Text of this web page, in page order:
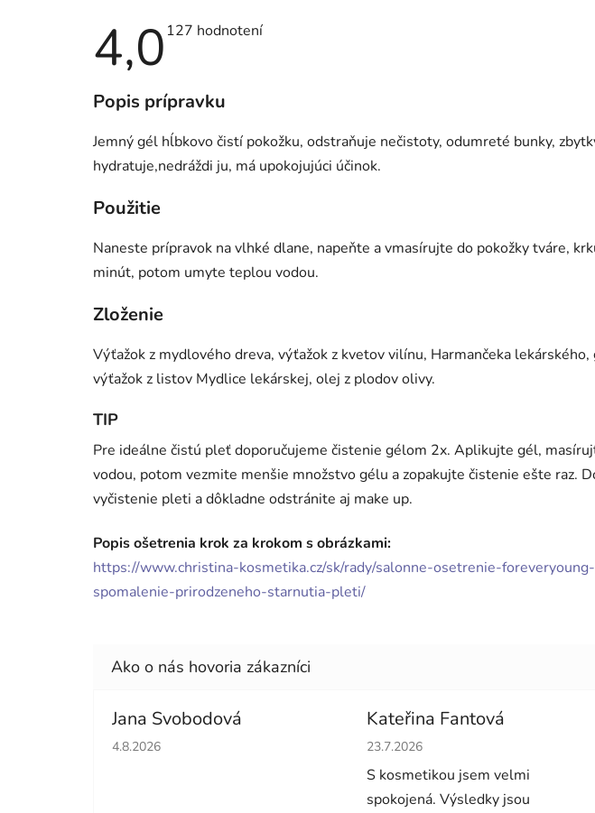
4,0 Priemerné
z
5
hviezdičiek.
127 hodnotení
Popis prípravku
Jemný gél hĺbkovo čistí pokožku, odstraňuje nečistoty, odumreté bunky,
hydratuje,nedráždi ju, má upokojujúci účinok.
Použitie
Naneste prípravok na vlhké dlane, napeňte a vmasírujte do pokožky tváre,
minút, potom umyte teplou vodou.
Zloženie
Výťažok z mydlového dreva, výťažok z kvetov vilínu, Harmančeka
výťažok z listov Mydlice lekárskej, olej z plodov olivy.
TIP
Pre ideálne čistú pleť doporučujeme čistenie gélom 2x. Aplikujte gél,
vodou, potom vezmite menšie množstvo gélu a zopakujte čistenie ešte raz.
vyčistenie pleti a dôkladne odstránite aj make up.
Popis ošetrenia krok za krokom s obrázkami:
https://www.christina-kosmetika.cz/sk/rady/salonne-osetrenie-
spomalenie-prirodzeneho-starnutia-pleti/
Jana Svobodová
Hodnotenie obchodu je 5 z 5 hviezdičiek.
4.8.2026
Kateřina Fantová
Hodnotenie obchodu je 5 z 5
23.7.2026
S kosmetikou jsem velmi
spokojená. Výsledky jsou